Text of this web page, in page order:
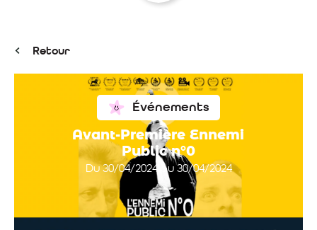
Retour
Événements
Avant-Première Ennemi
Public n°0
Du 30/04/2024 au 30/04/2024